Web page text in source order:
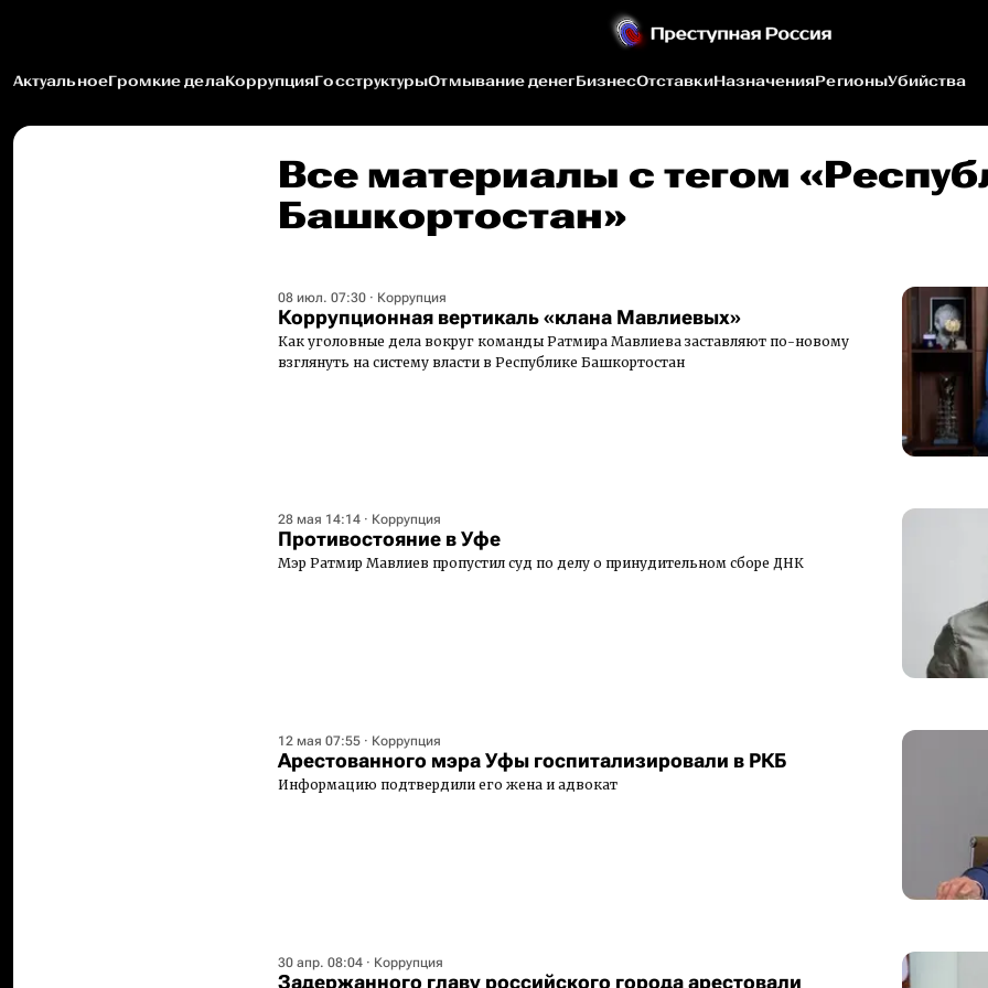
АктуальноеГромкие делаКоррупцияГосструктурыОтмывание денегБизнесОтставкиНазначенияРегионыУбийства
Все материалы c тегом
Башкортостан»
08 июл. 07:30 · Коррупция
Коррупционная вертикаль «клана Мавлиевых»
Как уголовные дела вокруг команды Ратмира Мавлиева заставляют по-новому
взглянуть на систему власти в Республике Башкортостан
28 мая 14:14 · Коррупция
Противостояние в Уфе
Мэр Ратмир Мавлиев пропустил суд по делу о принудительном сборе ДНК
12 мая 07:55 · Коррупция
Арестованного мэра Уфы госпитализировали в РКБ
Информацию подтвердили его жена и адвокат
30 апр. 08:04 · Коррупция
Задержанного главу российского города арестовали